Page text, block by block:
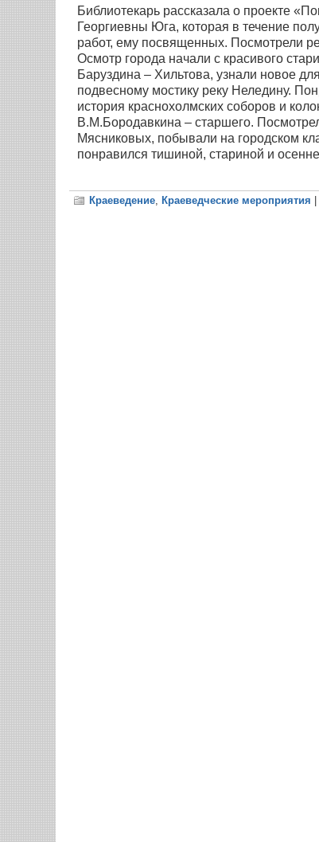
Библиотекарь рассказала о проекте
Георгиевны Юга, которая в течение
работ, ему посвященных. Посмотрели
Осмотр города начали с красивого
Баруздина – Хильтова, узнали новое
подвесному мостику реку Неледину.
история краснохолмских соборов и
В.М.Бородавкина – старшего.
Мясниковых, побывали на городском
понравился тишиной, стариной и
Краеведение, Краеведческие мероприятия